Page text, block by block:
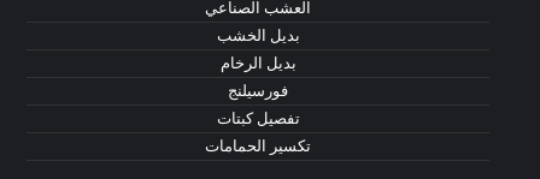
العشب الصناعي
بديل الخشب
بديل الرخام
فورسيلنج
تفصيل كبتات
تكسير الحمامات